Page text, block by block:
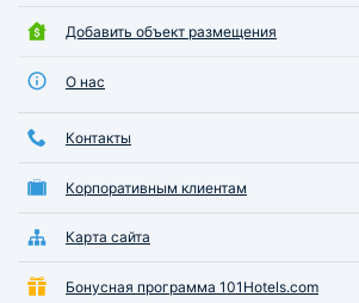
Добавить объект размещения
О нас
Контакты
Корпоративным клиентам
Карта сайта
Бонусная программа 101Hotels.com